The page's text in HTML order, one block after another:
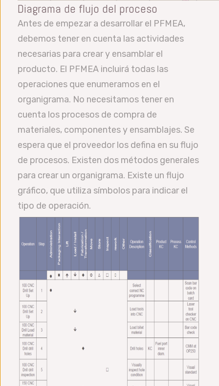
Diagrama de flujo del proceso
Antes de empezar a desarrollar el PFMEA,
debemos tener en cuenta las actividades
necesarias para crear y ensamblar el
producto. El PFMEA incluirá todas las
operaciones que enumeramos en el
organigrama. No necesitamos tener en
cuenta los procesos de compra de
materiales, componentes y ensamblajes. Se
espera que el proveedor los defina en su flujo
de procesos. Existen dos métodos generales
para crear un organigrama. Existe un flujo
gráfico, que utiliza símbolos para indicar el
tipo de operación.